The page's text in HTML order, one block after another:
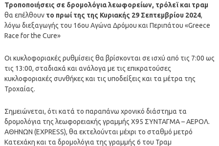
Τροποποιήσεις σε δρομολόγια λεωφορείων, τρόλεϊ και τραμ
θα επέλθουν το πρωί της της Κυριακής 29 Σεπτεμβρίου 2024,
λόγω διεξαγωγής του 16ου Αγώνα Δρόμου και Περιπάτου «Greece
Race for the Cure»
Οι κυκλοφοριακές ρυθμίσεις θα βρίσκονται σε ισχύ από τις 7:00 ως
τις 13:00, σταδιακά και ανάλογα με τις επικρατούσες
κυκλοφοριακές συνθήκες και τις υποδείξεις και τα μέτρα της
Τροχαίας.
Σημειώνεται, ότι κατά το παραπάνω χρονικό διάστημα τα
δρομολόγια της λεωφορειακής γραμμής Χ95 ΣΥΝΤΑΓΜΑ – ΑΕΡΟΛ.
ΑΘΗΝΩΝ (EXPRESS), θα εκτελούνται μέχρι το σταθμό μετρό
Κατεχάκη και τα δρομολόγια της γραμμής 6 του Τραμ